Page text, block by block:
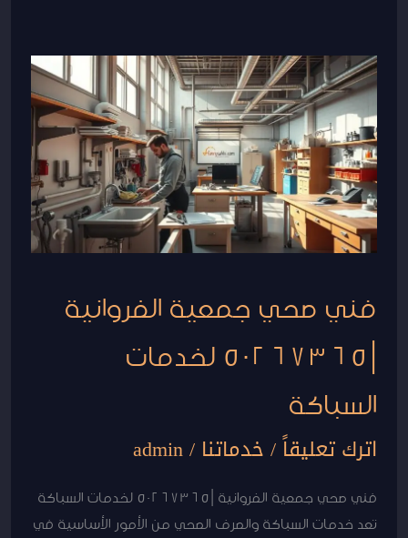
فني صحي جمعية الفروانية
|50267365 لخدمات
السباكة
اترك تعليقاً/خدماتنا /
admin
فني صحي جمعية الفروانية |50267365 لخدمات السباكة
تعد خدمات السباكة والصرف الصحي من الأمور الأساسية في
فني
صحي
جمعية
الفروانية
|50267365
لخدمات
السباكة